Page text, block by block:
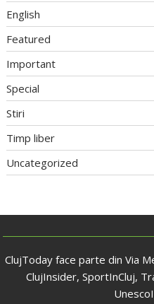
English
Featured
Important
Special
Stiri
Timp liber
Uncategorized
ClujToday face parte din Via
ClujInsider, SportInCluj,